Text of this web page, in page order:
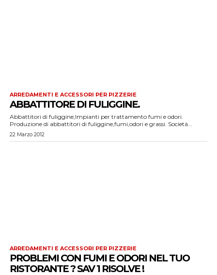
ARREDAMENTI E ACCESSORI PER PIZZERIE
ABBATTITORE DI FULIGGINE.
Abbattitori di fuliggine,Impianti per trattamento fumi e odori.
Produzione di abbattitori di fuliggine,fumi,odori e grassi. Società...
22 Marzo 2012
ARREDAMENTI E ACCESSORI PER PIZZERIE
PROBLEMI CON FUMI E ODORI NEL TUO
RISTORANTE ? SAV 1 RISOLVE !